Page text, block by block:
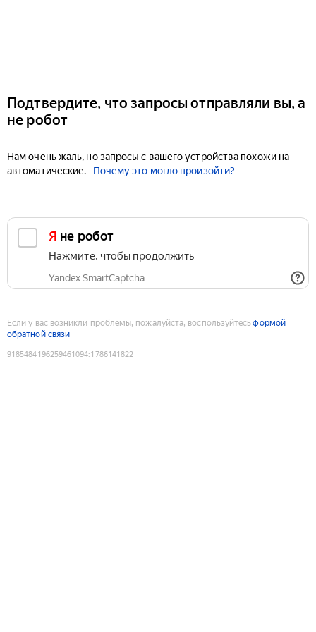
Подтвердите, что запросы отправляли вы, а
не робот
Нам очень жаль, но запросы с вашего устройства похожи на
автоматические.
Почему это могло произойти?
Я не робот
Нажмите, чтобы продолжить
Yandex SmartCaptcha
Если у вас возникли проблемы, пожалуйста, воспользуйтесьформой
обратной связи
9185484196259461094:1786141822